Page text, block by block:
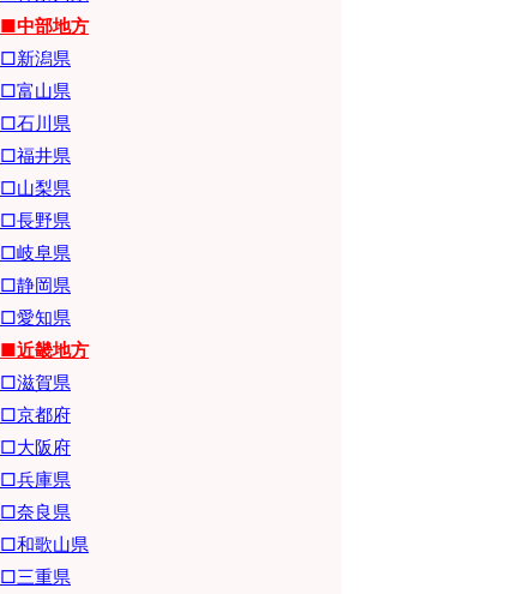
■中部地方
□新潟県
□富山県
□石川県
□福井県
□山梨県
□長野県
□岐阜県
□静岡県
□愛知県
■近畿地方
□滋賀県
□京都府
□大阪府
□兵庫県
□奈良県
□和歌山県
□三重県